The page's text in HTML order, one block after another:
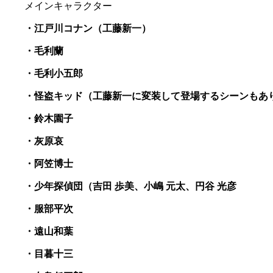
メインキャラクター
・江戸川コナン（工藤新一）
・毛利蘭
・毛利小五郎
・怪盗キッド（工藤新一に変装して登場するシーンもあ
・鈴木園子
・灰原哀
・阿笠博士
・少年探偵団（吉田 歩美、小嶋 元太、円谷 光彦
・服部平次
・遠山和葉
・目暮十三